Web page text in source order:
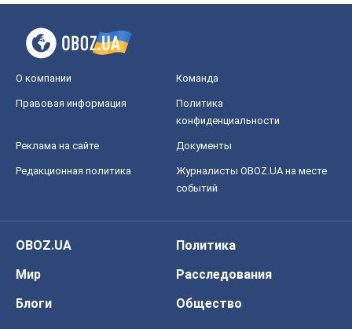
О компании Команда
Правовая информация
Политика
конфиденциальности
Реклама на сайте Документы
Редакционная политика
Журналисты OBOZ.UA на месте
событий
OBOZ.UA
Политика
Мир
Расследования
Блоги
Общество